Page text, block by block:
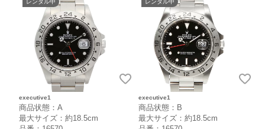
レンタル中
executive1
商品状態：A
最大サイズ：約18.5cm
レンタル中
executive1
商品状態：B
最大サイズ：約18.5cm